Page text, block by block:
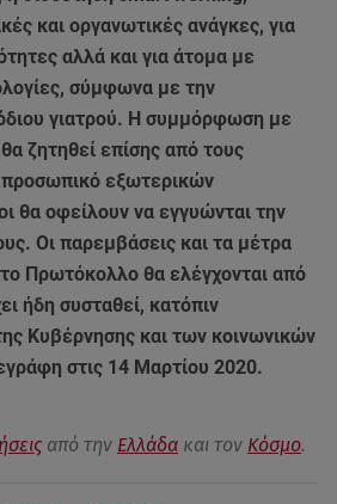
και οργανωτικές ανάγκες, για
αλλά και για άτομα με
σύμφωνα με την
γιατρού. Η συμμόρφωση με
ζητηθεί επίσης από τους
εξωτερικών
θα οφείλουν να εγγυώνται την
Οι παρεμβάσεις και τα μέτρα
Πρωτόκολλο θα ελέγχονται από
ήδη συσταθεί, κατόπιν
Κυβέρνησης και των κοινωνικών
στις 14 Μαρτίου 2020.
από την Ελλάδα και τον Κόσμο.